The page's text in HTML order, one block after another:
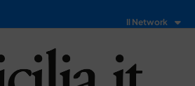
Il Network